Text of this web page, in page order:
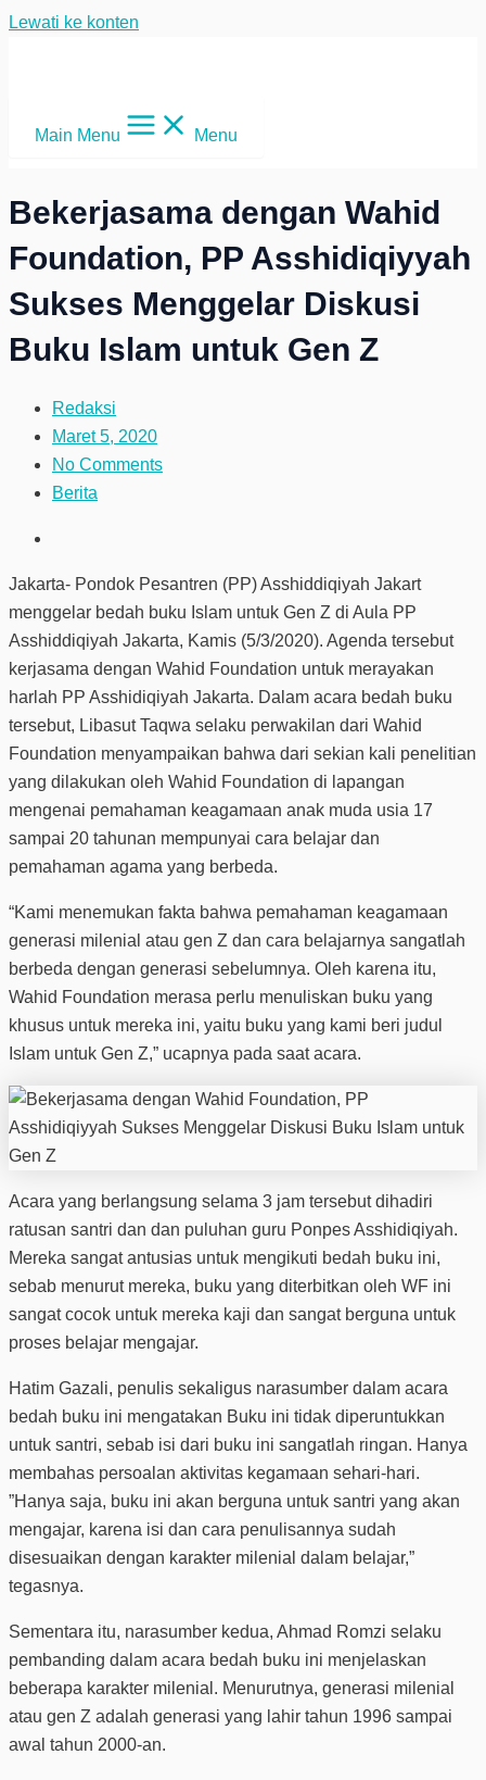
Lewati ke konten
Main Menu Menu
Bekerjasama dengan Wahid
Foundation, PP Asshidiqiyyah
Sukses Menggelar Diskusi
Buku Islam untuk Gen Z
Redaksi
Maret 5, 2020
No Comments
Berita
Jakarta- Pondok Pesantren (PP) Asshiddiqiyah Jakart
menggelar bedah buku Islam untuk Gen Z di Aula PP
Asshiddiqiyah Jakarta, Kamis (5/3/2020). Agenda tersebut
kerjasama dengan Wahid Foundation untuk merayakan
harlah PP Asshidiqiyah Jakarta. Dalam acara bedah buku
tersebut, Libasut Taqwa selaku perwakilan dari Wahid
Foundation menyampaikan bahwa dari sekian kali penelitian
yang dilakukan oleh Wahid Foundation di lapangan
mengenai pemahaman keagamaan anak muda usia 17
sampai 20 tahunan mempunyai cara belajar dan
pemahaman agama yang berbeda.
“Kami menemukan fakta bahwa pemahaman keagamaan
generasi milenial atau gen Z dan cara belajarnya sangatlah
berbeda dengan generasi sebelumnya. Oleh karena itu,
Wahid Foundation merasa perlu menuliskan buku yang
khusus untuk mereka ini, yaitu buku yang kami beri judul
Islam untuk Gen Z,” ucapnya pada saat acara.
Acara yang berlangsung selama 3 jam tersebut dihadiri
ratusan santri dan dan puluhan guru Ponpes Asshidiqiyah.
Mereka sangat antusias untuk mengikuti bedah buku ini,
sebab menurut mereka, buku yang diterbitkan oleh WF ini
sangat cocok untuk mereka kaji dan sangat berguna untuk
proses belajar mengajar.
Hatim Gazali, penulis sekaligus narasumber dalam acara
bedah buku ini mengatakan Buku ini tidak diperuntukkan
untuk santri, sebab isi dari buku ini sangatlah ringan. Hanya
membahas persoalan aktivitas kegamaan sehari-hari.
”Hanya saja, buku ini akan berguna untuk santri yang akan
mengajar, karena isi dan cara penulisannya sudah
disesuaikan dengan karakter milenial dalam belajar,”
tegasnya.
Sementara itu, narasumber kedua, Ahmad Romzi selaku
pembanding dalam acara bedah buku ini menjelaskan
beberapa karakter milenial. Menurutnya, generasi milenial
atau gen Z adalah generasi yang lahir tahun 1996 sampai
awal tahun 2000-an.